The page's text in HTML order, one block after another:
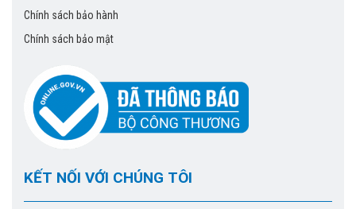
Chính sách bảo hành
Chính sách bảo mật
KẾT NỐI VỚI CHÚNG TÔI